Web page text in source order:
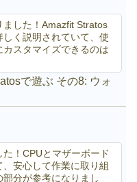
ました！Amazfit Stratos
く説明されていて、使
スタマイズできるのは
で遊ぶ その8: ウォ
！CPUとマザーボード
安心して作業に取り組
分が参考になりまし